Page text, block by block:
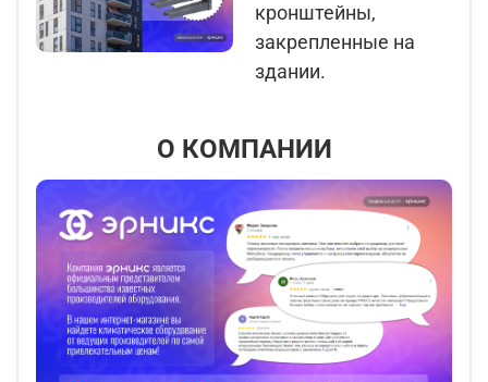
кронштейны,
закрепленные на
здании.
О КОМПАНИИ